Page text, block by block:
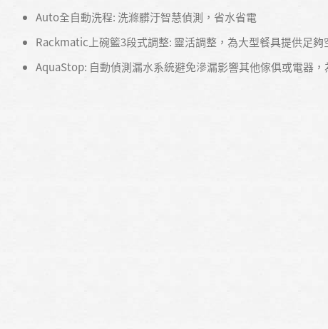
Auto全自動洗程: 洗滌髒汙智慧偵測，省水省電
Rackmatic上碗籃3段式調整: 靈活調整，為大型餐具提供足夠
AquaStop: 自動偵測漏水系統避免滲漏影響其他傢俱或電器，